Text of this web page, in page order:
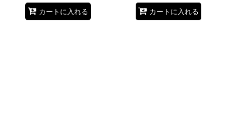
カートに入れる カートに入れる